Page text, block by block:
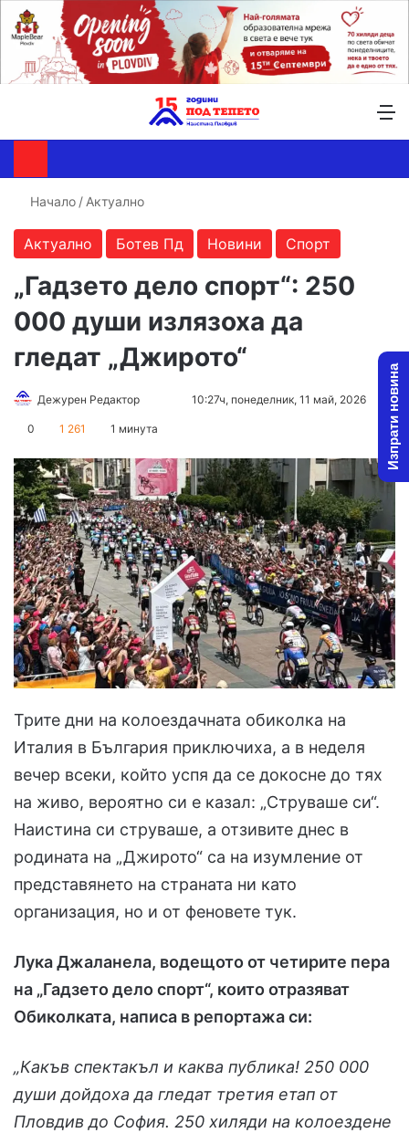
Начало / Актуално
Актуално Ботев Пд Новини Спорт
„Гадзето дело спорт“: 250
000 души излязоха да
гледат „Джирото“
Дежурен Редактор
Send10:27ч, понеделник, 11 май, 2026
0 1 261 1 минута
Трите дни на колоездачната обиколка на
Италия в България приключиха, а в неделя
вечер всеки, който успя да се докосне до тях
на живо, вероятно си е казал: „Струваше си“.
Наистина си струваше, а отзивите днес в
родината на „Джирото“ са на изумление от
представянето на страната ни като
организация, но и от феновете тук.
Лука Джаланела, водещото от четирите пера
на „Гадзето дело спорт“, които отразяват
Обиколката, написа в репортажа си:
„Какъв спектакъл и каква публика! 250 000
души дойдоха да гледат третия етап от
Пловдив до София. 250 хиляди на колоездене
Изпрати новина